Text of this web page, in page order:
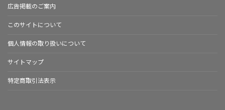
広告掲載のご案内
このサイトについて
個人情報の取り扱いについて
サイトマップ
特定商取引法表示